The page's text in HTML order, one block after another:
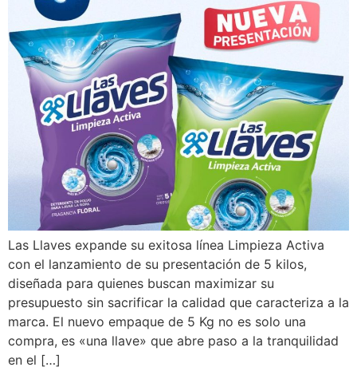
Las Llaves expande su exitosa línea Limpieza Activa
con el lanzamiento de su presentación de 5 kilos,
diseñada para quienes buscan maximizar su
presupuesto sin sacrificar la calidad que caracteriza a la
marca. El nuevo empaque de 5 Kg no es solo una
compra, es «una llave» que abre paso a la tranquilidad
en el […]